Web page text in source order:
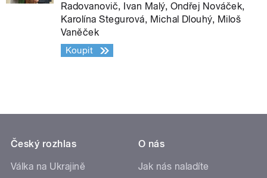
Radovanovič, Ivan Malý, Ondřej Nováček,
Karolína Stegurová, Michal Dlouhý, Miloš
Vaněček
Koupit
Český rozhlas
Válka na Ukrajině
O nás
Jak nás naladíte